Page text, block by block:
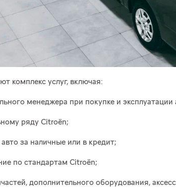
комплекс услуг, включая:
менеджера при покупке и эксплуатации
ряду Citroёn;
за наличные или в кредит;
по стандартам Citroёn;
дополнительного оборудования,